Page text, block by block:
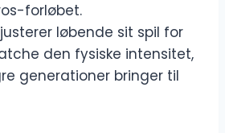
forløbet.
løbende sit spil for
den fysiske intensitet,
generationer bringer til